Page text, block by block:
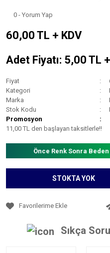
0 - Yorum Yap
60,00 TL + KDV
Adet Fiyatı: 5,00 TL
Fiyat
Kategori
Marka
Stok Kodu
Promosyon
11,00 TL den başlayan taksitlerle!!
Önce Renk Sonra
STOKTA YOK
Sıkça